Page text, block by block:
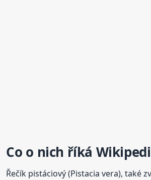
Co o nich říká
Řečík pistáciový (Pistacia vera), také